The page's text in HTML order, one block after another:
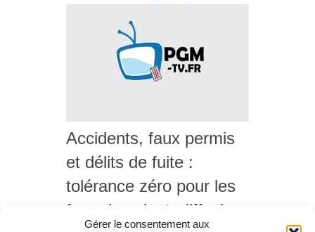
Gérer le consentement aux
Accidents, faux permis
et délits de fuite :
tolérance zéro pour les
fous du volant, diffusion